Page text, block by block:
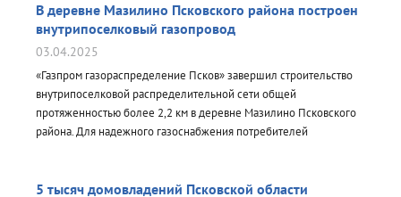
В деревне Мазилино Псковского района построен
внутрипоселковый газопровод
03.04.2025
«Газпром газораспределение Псков» завершил строительство
внутрипоселковой распределительной сети общей
протяженностью более 2,2 км в деревне Мазилино Псковского
района. Для надежного газоснабжения потребителей
5 тысяч домовладений Псковской области